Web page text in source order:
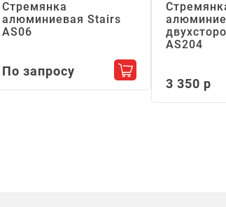
в корзину
Стремянка
алюминиевая Stairs
АS06
По запросу Добавить в корзину
АS204
3 350 р